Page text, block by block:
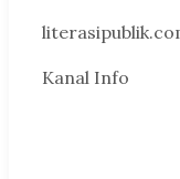
Kanal Info